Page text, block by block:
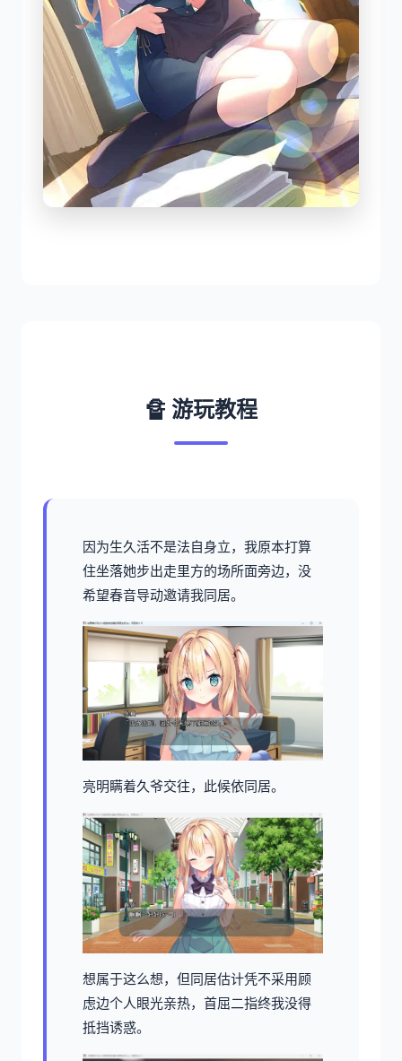
🔏 游玩教程
因为生久活不是法自身立，我原本打算
住坐落她步出走里方的场所面旁边，没
希望春音导动邀请我同居。
亮明瞒着久爷交往，此候依同居。
想属于这么想，但同居估计凭不采用顾
虑边个人眼光亲热，首屈二指终我没得
抵挡诱惑。